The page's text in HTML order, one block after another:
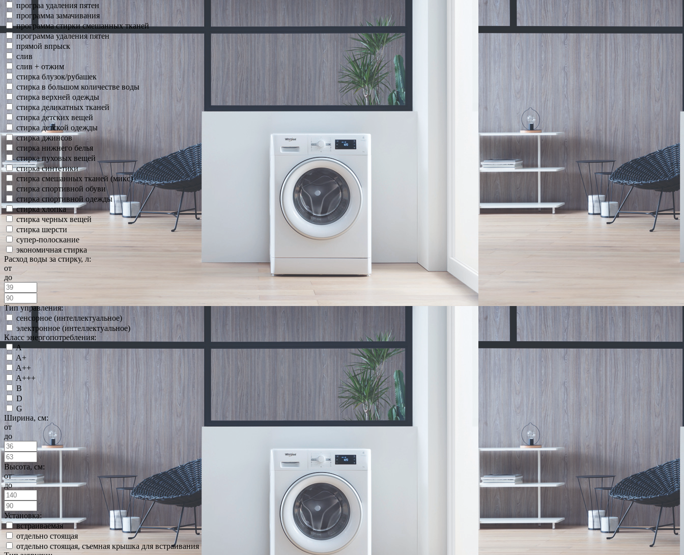
програа удаления пятен
программа замачивания
программа стирки смешанных тканей
программа удаления пятен
прямой впрыск
слив
слив + отжим
стирка блузок/рубашек
стирка в большом количестве воды
стирка верхней одежды
стирка деликатных тканей
стирка детских вещей
стирка детской одежды
стирка джинсов
стирка нижнего белья
стирка пуховых вещей
стирка синтетики
стирка смешанных тканей (микс)
стирка спортивной обуви
стирка спортивной одежды
стирка хлопка
стирка черных вещей
стирка шерсти
супер-полоскание
экономичная стирка
Расход воды за стирку, л:
от
до
Тип управления:
сенсорное (интеллектуальное)
электронное (интеллектуальное)
Класс энергопотребления:
A
A+
A++
A+++
B
D
G
Ширина, см:
от
до
Высота, см:
от
до
Установка:
встраиваемая
отдельно стоящая
отдельно стоящая, съемная крышка для встраивания